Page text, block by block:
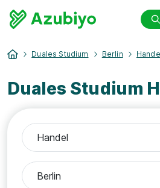
Duales Studium Berlin
Duales Studium